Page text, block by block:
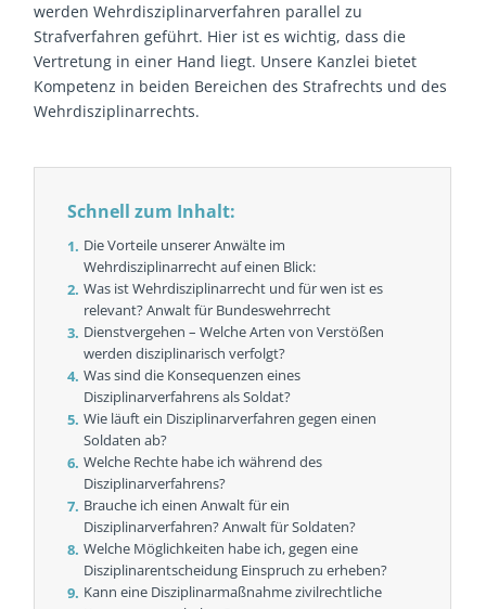
werden Wehrdisziplinarverfahren parallel zu
Strafverfahren geführt. Hier ist es wichtig, dass die
Vertretung in einer Hand liegt. Unsere Kanzlei bietet
Kompetenz in beiden Bereichen des Strafrechts und des
Wehrdisziplinarrechts.
Schnell zum Inhalt:
Die Vorteile unserer Anwälte im
Wehrdisziplinarrecht auf einen Blick:
Was ist Wehrdisziplinarrecht und für wen ist es
relevant? Anwalt für Bundeswehrrecht
Dienstvergehen – Welche Arten von Verstößen
werden disziplinarisch verfolgt?
Was sind die Konsequenzen eines
Disziplinarverfahrens als Soldat?
Wie läuft ein Disziplinarverfahren gegen einen
Soldaten ab?
Welche Rechte habe ich während des
Disziplinarverfahrens?
Brauche ich einen Anwalt für ein
Disziplinarverfahren? Anwalt für Soldaten?
Welche Möglichkeiten habe ich, gegen eine
Disziplinarentscheidung Einspruch zu erheben?
Kann eine Disziplinarmaßnahme zivilrechtliche